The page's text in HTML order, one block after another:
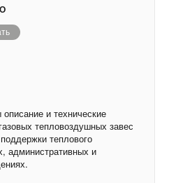
и технические
тепловоздушных завес
теплового
административных и